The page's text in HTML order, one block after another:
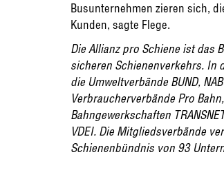
Busunternehmen zieren sich,
Kunden, sagte Flege.
Die Allianz pro Schiene ist das
sicheren Schienenverkehrs. In
die Umweltverbände BUND,
Verbraucherverbände Pro
Bahngewerkschaften
VDEI. Die Mitgliedsverbände
Schienenbündnis von 93